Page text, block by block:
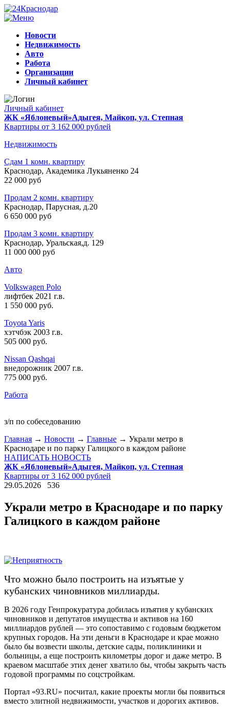
Новости
Недвижимость
Авто
Работа
Организации
Личный кабинет
Личный кабинет
ЖК «Яблоневый»Адыгея, Майкоп, ул. Степная
Квартиры от 3 162 000 рублей
Недвижимость
Сдам 1 комн. квартиру
Краснодар, Академика Лукьяненко 24
22 000 руб
Продам 2 комн. квартиру
Краснодар, Парусная, д.20
6 650 000 руб
Продам 3 комн. квартиру
Краснодар, Уральская,д. 129
11 000 000 руб
Авто
Volkswagen Polo
лифтбек 2021 г.в.
1 550 000 руб.
Toyota Yaris
хэтчбэк 2003 г.в.
505 000 руб.
Nissan Qashqai
внедорожник 2007 г.в.
775 000 руб.
Работа
з/п по собеседованию
Главная → Новости → Главные → Украли метро в
Краснодаре и по парку Галицкого в каждом районе
НАПИСАТЬ НОВОСТЬ
ЖК «Яблоневый»Адыгея, Майкоп, ул. Степная
Квартиры от 3 162 000 рублей
29.05.2026
536
Украли метро в Краснодаре и по парку
Галицкого в каждом районе
Что можно было построить на изъятые у
кубанских чиновников миллиарды.
В 2026 году Генпрокуратура добилась изъятия у кубанских
чиновников и депутатов имущества и активов на 160
миллиардов рублей — это сопоставимо с годовым бюджетом
крупных городов. На эти деньги в Краснодаре и крае можно
было бы возвести школы, детские сады, поликлиники и
больницы, а еще построить километры дорог и даже метро. В
краевом масштабе этих денег хватило бы, чтобы закрыть часть
годовой программы по соцстройкам.
Портал «93.RU» посчитал, какие проекты могли бы появиться
вместо элитной недвижимости, участков и дорогих активов.